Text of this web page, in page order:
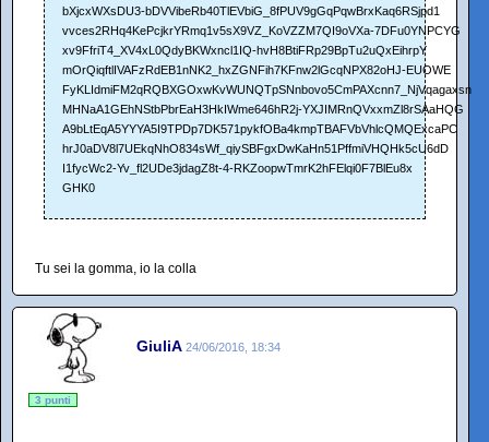
bXjcxWXsDU3-bDVVibeRb40TlEVbiG_8fPUV9gGqPqwBrxKaq6RSjpd1
vvces2RHq4KePcjkrYRmq1v5sX9VZ_KoVZZM7QI9oVXa-7DFu0YNPCYG
xv9FfriT4_XV4xL0QdyBKWxncl1IQ-hvH8BtiFRp29BpTu2uQxEihrpY
mOrQiqftlIVAFzRdEB1nNK2_hxZGNFih7KFnw2lGcqNPX82oHJ-EUOWE
FyKLIdmiFM2qRQBXGOxwKvWUNQTpSNnbovo5CmPAXcnn7_NjVqagaxsn
MHNaA1GEhNStbPbrEaH3HkIWme646hR2j-YXJIMRnQVxxmZl8rSAaHQG
A9bLtEqA5YYYA5I9TPDp7DK571pykfOBa4kmpTBAFVbVhlcQMQExcaPC
hrJ0aDV8l7UEkqNhO834sWf_qiySBFgxDwKaHn51PffmiVHQHk5cU6dD
I1fycWc2-Yv_fl2UDe3jdagZ8t-4-RKZoopwTmrK2hFElqi0F7BlEu8x
GHK0
Tu sei la gomma, io la colla
GiuliA 24/06/2016, 18:34
3 punti